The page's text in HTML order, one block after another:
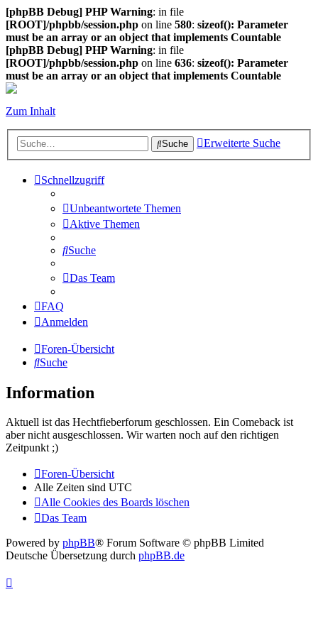
[phpBB Debug] PHP Warning: in file
[ROOT]/phpbb/session.php on line 580: sizeof(): Parameter
must be an array or an object that implements Countable
[phpBB Debug] PHP Warning: in file
[ROOT]/phpbb/session.php on line 636: sizeof(): Parameter
must be an array or an object that implements Countable
Zum Inhalt
Suche Erweiterte Suche
Schnellzugriff
Unbeantwortete Themen
Aktive Themen
Suche
Das Team
FAQ
Anmelden
Foren-Übersicht
Suche
Information
Aktuell ist das Hechtfieberforum geschlossen. Ein Comeback ist
aber nicht ausgeschlossen. Wir warten noch auf den richtigen
Zeitpunkt ;)
Foren-Übersicht
Alle Zeiten sind UTC
Alle Cookies des Boards löschen
Das Team
Powered by phpBB® Forum Software © phpBB Limited
Deutsche Übersetzung durch phpBB.de